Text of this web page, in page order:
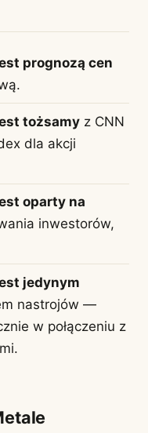
prognozą cen
tożsamyz CNN
dla akcji
oparty na
inwestorów,
jedynym
nastrojów —
w połączeniu z